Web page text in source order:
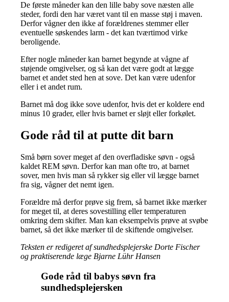
De første måneder kan den lille baby sove næsten alle
steder, fordi den har været vant til en masse støj i maven.
Derfor vågner den ikke af forældrenes stemmer eller
eventuelle søskendes larm - det kan tværtimod virke
beroligende.
Efter nogle måneder kan barnet begynde at vågne af
støjende omgivelser, og så kan det være godt at lægge
barnet et andet sted hen at sove. Det kan være udenfor
eller i et andet rum.
Barnet må dog ikke sove udenfor, hvis det er koldere end
minus 10 grader, eller hvis barnet er sløjt eller forkølet.
Gode råd til at putte dit barn
Små børn sover meget af den overfladiske søvn - også
kaldet REM søvn. Derfor kan man ofte tro, at barnet
sover, men hvis man så rykker sig eller vil lægge barnet
fra sig, vågner det nemt igen.
Forældre må derfor prøve sig frem, så barnet ikke mærker
for meget til, at deres sovestilling eller temperaturen
omkring dem skifter. Man kan eksempelvis prøve at svøbe
barnet, så det ikke mærker til de skiftende omgivelser.
Teksten er redigeret af sundhedsplejerske Dorte Fischer
og praktiserende læge Bjarne Lühr Hansen
Gode råd til babys søvn fra
sundhedsplejersken